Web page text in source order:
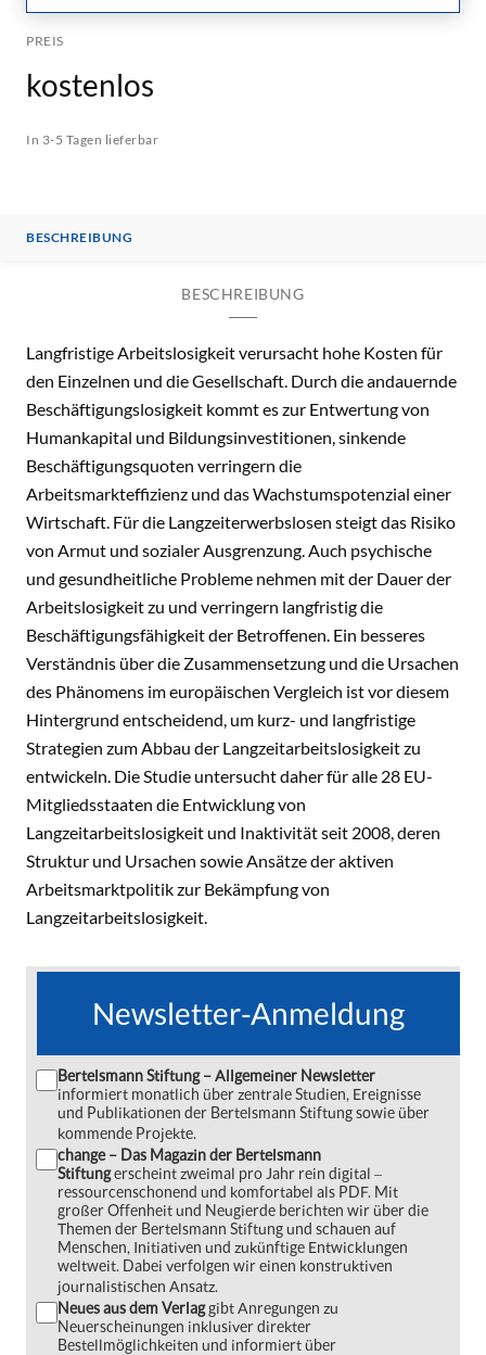
PREIS
kostenlos
In 3-5 Tagen lieferbar
BESCHREIBUNG
BESCHREIBUNG
Langfristige Arbeitslosigkeit verursacht hohe Kosten für
den Einzelnen und die Gesellschaft. Durch die andauernde
Beschäftigungslosigkeit kommt es zur Entwertung von
Humankapital und Bildungsinvestitionen, sinkende
Beschäftigungsquoten verringern die
Arbeitsmarkteffizienz und das Wachstumspotenzial einer
Wirtschaft. Für die Langzeiterwerbslosen steigt das Risiko
von Armut und sozialer Ausgrenzung. Auch psychische
und gesundheitliche Probleme nehmen mit der Dauer der
Arbeitslosigkeit zu und verringern langfristig die
Beschäftigungsfähigkeit der Betroffenen. Ein besseres
Verständnis über die Zusammensetzung und die Ursachen
des Phänomens im europäischen Vergleich ist vor diesem
Hintergrund entscheidend, um kurz- und langfristige
Strategien zum Abbau der Langzeitarbeitslosigkeit zu
entwickeln. Die Studie untersucht daher für alle 28 EU-
Mitgliedsstaaten die Entwicklung von
Langzeitarbeitslosigkeit und Inaktivität seit 2008, deren
Struktur und Ursachen sowie Ansätze der aktiven
Arbeitsmarktpolitik zur Bekämpfung von
Langzeitarbeitslosigkeit.
Newsletter-Anmeldung
Bertelsmann Stiftung – Allgemeiner Newsletter
informiert monatlich über zentrale Studien, Ereignisse
und Publikationen der Bertelsmann Stiftung sowie über
kommende Projekte.
change – Das Magazin der Bertelsmann
Stiftungerscheint zweimal pro Jahr rein digital ‒
ressourcenschonend und komfortabel als PDF. Mit
großer Offenheit und Neugierde berichten wir über die
Themen der Bertelsmann Stiftung und schauen auf
Menschen, Initiativen und zukünftige Entwicklungen
weltweit. Dabei verfolgen wir einen konstruktiven
journalistischen Ansatz.
Neues aus dem Verlaggibt Anregungen zu
Neuerscheinungen inklusiver direkter
Bestellmöglichkeiten und informiert über